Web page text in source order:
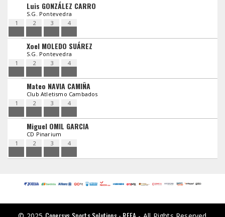
Luis GONZÁLEZ CARRO
S.G. Pontevedra
1
2 3 4
Xoel MOLEDO SUÁREZ
S.G. Pontevedra
1
2 3 4
Mateo NAVIA CAMIÑA
Club Atletismo Cambados
1
2 3 4
Miguel OMIL GARCIA
CD Pinarium
1
2 3 4